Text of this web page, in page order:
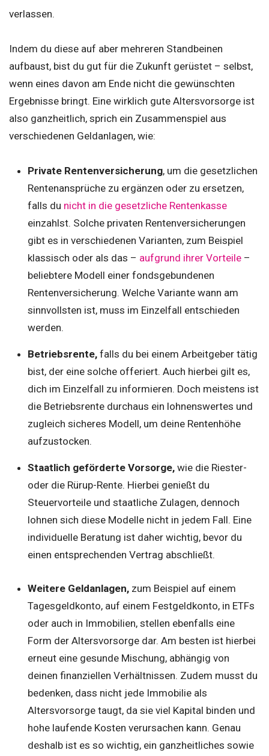
verlassen.
Indem du diese auf aber mehreren Standbeinen
aufbaust, bist du gut für die Zukunft gerüstet – selbst,
wenn eines davon am Ende nicht die gewünschten
Ergebnisse bringt. Eine wirklich gute Altersvorsorge ist
also ganzheitlich, sprich ein Zusammenspiel aus
verschiedenen Geldanlagen, wie:
Private Rentenversicherung, um die gesetzlichen
Rentenansprüche zu ergänzen oder zu ersetzen,
falls du nicht in die gesetzliche Rentenkasse
einzahlst. Solche privaten Rentenversicherungen
gibt es in verschiedenen Varianten, zum Beispiel
klassisch oder als das – aufgrund ihrer Vorteile–
beliebtere Modell einer fondsgebundenen
Rentenversicherung. Welche Variante wann am
sinnvollsten ist, muss im Einzelfall entschieden
werden.
Betriebsrente, falls du bei einem Arbeitgeber tätig
bist, der eine solche offeriert. Auch hierbei gilt es,
dich im Einzelfall zu informieren. Doch meistens ist
die Betriebsrente durchaus ein lohnenswertes und
zugleich sicheres Modell, um deine Rentenhöhe
aufzustocken.
Staatlich geförderte Vorsorge, wie die Riester-
oder die Rürup-Rente. Hierbei genießt du
Steuervorteile und staatliche Zulagen, dennoch
lohnen sich diese Modelle nicht in jedem Fall. Eine
individuelle Beratung ist daher wichtig, bevor du
einen entsprechenden Vertrag abschließt.
Weitere Geldanlagen, zum Beispiel auf einem
Tagesgeldkonto, auf einem Festgeldkonto, in ETFs
oder auch in Immobilien, stellen ebenfalls eine
Form der Altersvorsorge dar. Am besten ist hierbei
erneut eine gesunde Mischung, abhängig von
deinen finanziellen Verhältnissen. Zudem musst du
bedenken, dass nicht jede Immobilie als
Altersvorsorge taugt, da sie viel Kapital binden und
hohe laufende Kosten verursachen kann. Genau
deshalb ist es so wichtig, ein ganzheitliches sowie